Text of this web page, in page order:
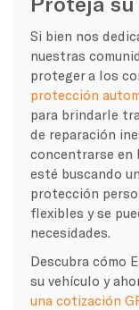
Si bien nos
nuestras
proteger a los
protección
para brindarle
de reparación
concentrarse en
esté buscando
protección
flexibles y se
necesidades.
Descubra cómo
su vehículo y
una cotización